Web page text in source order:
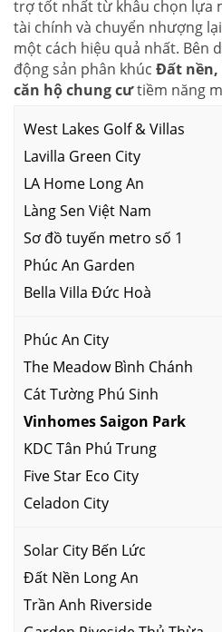
trợ tốt nhất từ khâu chọn lựa
tài chính và chuyển nhượng
một cách hiệu quả nhất. Bên
động sản phân khúc Đất nền,
căn hộ chung cưtiềm năng
West Lakes Golf & Villas
Lavilla Green City
LA Home Long An
Làng Sen Việt Nam
Sơ đồ tuyến metro số 1
Phúc An Garden
Bella Villa Đức Hoà
Phúc An City
The Meadow Bình Chánh
Cát Tường Phú Sinh
Vinhomes Saigon Park
KDC Tân Phú Trung
Five Star Eco City
Celadon City
Solar City Bến Lức
Đất Nền Long An
Trần Anh Riverside